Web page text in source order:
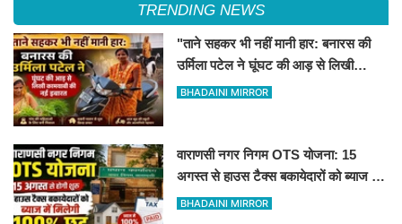
TRENDING NEWS
"ताने सहकर भी नहीं मानी हार: बनारस की
उर्मिला पटेल ने घूंघट की आड़ से लिखी
कामयाबी की नई इबारत"
BHADAINI MIRROR
वाराणसी नगर निगम OTS योजना: 15
अगस्त से हाउस टैक्स बकायेदारों को ब्याज में
मिलेगी 100% छूट
BHADAINI MIRROR